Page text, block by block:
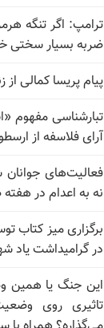
ترامپ: اگر تنگه
ضربه بسیار سختی
پیام پریسا کمالی از
تبارشناسی مفهوم
آرای فلاسفه از
فعالیت‌های جوانان
نه به اعدام در
برگزاری میز کتاب
در گرامیداشت یاد
این جنگ یا
تاثیری روی